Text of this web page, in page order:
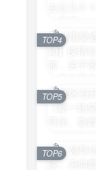
TOP4
TOP5
TOP6